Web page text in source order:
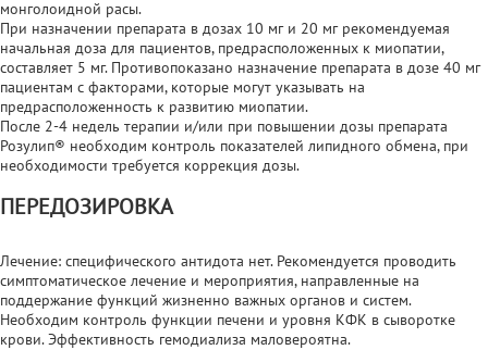
монголоидной расы.
При назначении препарата в дозах 10 мг и 20 мг рекомендуемая
начальная доза для пациентов, предрасположенных к миопатии,
составляет 5 мг. Противопоказано назначение препарата в дозе 40 мг
пациентам с факторами, которые могут указывать на
предрасположенность к развитию миопатии.
После 2-4 недель терапии и/или при повышении дозы препарата
Розулип® необходим контроль показателей липидного обмена, при
необходимости требуется коррекция дозы.
ПЕРЕДОЗИРОВКА
Лечение: специфического антидота нет. Рекомендуется проводить
симптоматическое лечение и мероприятия, направленные на
поддержание функций жизненно важных органов и систем.
Необходим контроль функции печени и уровня КФК в сыворотке
крови. Эффективность гемодиализа маловероятна.